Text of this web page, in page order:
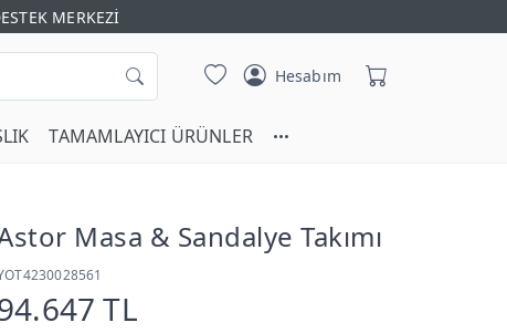
MERKEZİ
Hesabım
TAMAMLAYICI ÜRÜNLER
Masa & Sandalye Takımı
TL